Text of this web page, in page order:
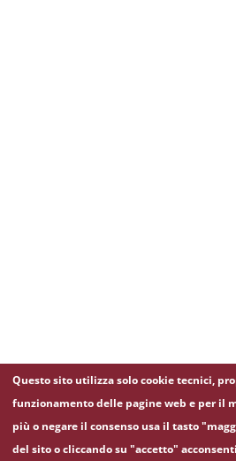
Questo sito utilizza solo cookie tecnici,
funzionamento delle pagine web e per il
più o negare il consenso usa il tasto
del sito o cliccando su "accetto"